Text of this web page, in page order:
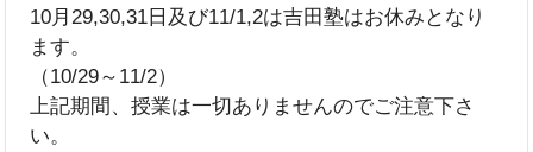
10月29,30,31日及び11/1,2は吉田塾はお休みとなり
ます。
（10/29～11/2）
上記期間、授業は一切ありませんのでご注意下さ
い。